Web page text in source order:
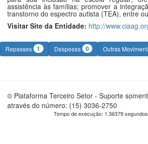
assistência às famílias; promover a
transtorno do espectro autista (TEA), entre
Visitar Site da Entidade: http://
Repasses 1 Despesas 0 Outras
© Plataforma Terceiro Setor - Suporte
através do número: (15) 3036-2750
Tempo de execução: 1.36379